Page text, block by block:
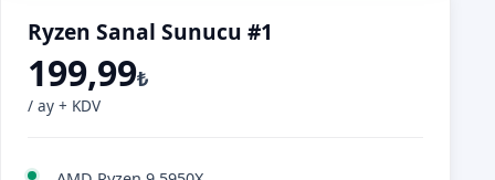
Ryzen Sanal Sunucu #1
199,99₺
/ ay + KDV